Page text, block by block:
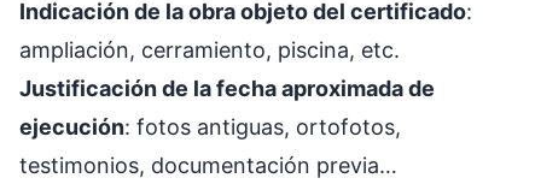
Indicación de la obra objeto del certificado:
ampliación, cerramiento, piscina, etc.
Justificación de la fecha aproximada de
ejecución: fotos antiguas, ortofotos,
testimonios, documentación previa…